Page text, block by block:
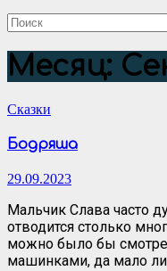
Месяц:
Сказки
Бодряша
29.09.2023
Мальчик Слава часто
отводится столько
можно было бы
машинками, да мало